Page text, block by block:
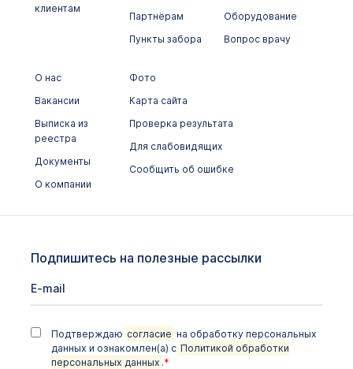
клиентам
Партнёрам
Пункты забора
Оборудование
Вопрос врачу
О нас
Вакансии
Выписка из
реестра
Документы
О компании
Фото
Карта сайта
Проверка результата
Для слабовидящих
Сообщить об ошибке
Подпишитесь на полезные рассылки
Подтверждаю согласие на обработку персональных
данных и ознакомлен(а) с Политикой обработки
персональных данных .*